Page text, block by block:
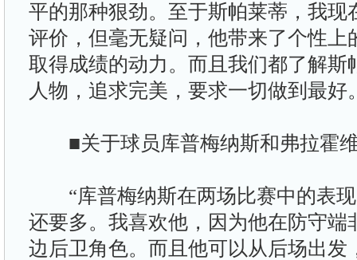
平的那种狠劲。至于斯帕莱蒂，我现
评价，但毫无疑问，他带来了个性上
取得成绩的动力。而且我们都了解斯
人物，追求完美，要求一切做到最好
■关于球员库普梅纳斯和弗拉霍
“库普梅纳斯在两场比赛中的表现
还要多。我喜欢他，因为他在防守端
边后卫角色。而且他可以从后场出发